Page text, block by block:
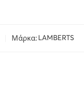
Μάρκα: LAMBERTS